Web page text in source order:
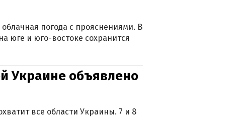
облачная погода с прояснениями. В
юге и юго-востоке сохранится
Украине объявлено
все области Украины. 7 и 8